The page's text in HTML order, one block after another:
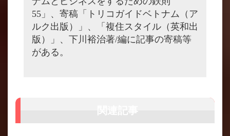
55」、寄稿「トリコガイドベトナム（ア
ルク出版）」、「複住スタイル（英和出
版）」、下川裕治著/編に記事の寄稿等
がある。
関連記事